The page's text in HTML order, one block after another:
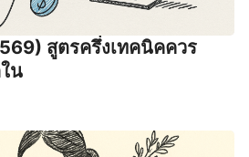
สูตรครึ่งเทคนิคควร
น